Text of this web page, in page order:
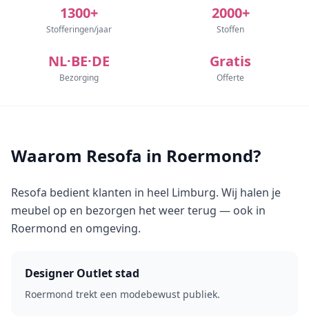
1300+
Stofferingen/jaar
2000+
Stoffen
NL·BE·DE
Bezorging
Gratis
Offerte
Waarom Resofa in Roermond?
Resofa bedient klanten in heel Limburg. Wij halen je
meubel op en bezorgen het weer terug — ook in
Roermond en omgeving.
Designer Outlet stad
Roermond trekt een modebewust publiek.